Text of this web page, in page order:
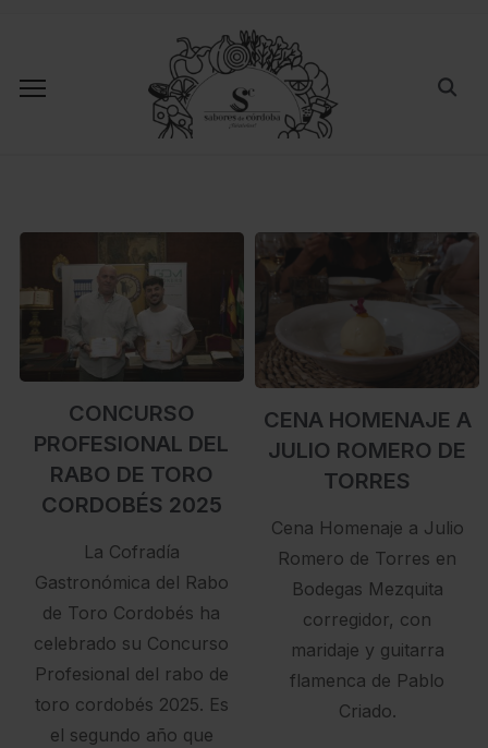
CONCURSO
PROFESIONAL DEL
RABO DE TORO
CORDOBÉS 2025
La Cofradía
Gastronómica del Rabo
de Toro Cordobés ha
celebrado su Concurso
Profesional del rabo de
toro cordobés 2025. Es
el segundo año que
CENA HOMENAJE A
JULIO ROMERO DE
TORRES
Cena Homenaje a Julio
Romero de Torres en
Bodegas Mezquita
corregidor, con
maridaje y guitarra
flamenca de Pablo
Criado.